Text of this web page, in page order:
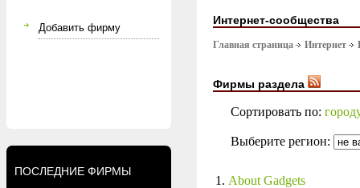
Добавить фирму
ПОСЛЕДНИЕ ФИРМЫ
Интернет-сообщества
Главная страница Интернет
Фирмы раздела
Сортировать по:
Выберите регион:
1. About Gadgets